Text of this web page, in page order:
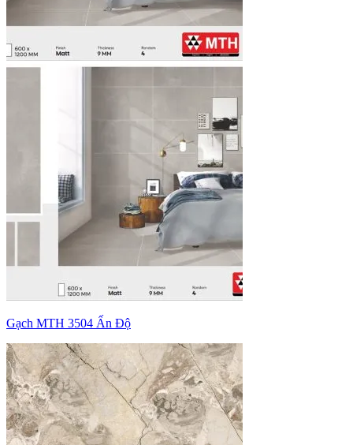
Gạch MTH 3504 Ấn Độ